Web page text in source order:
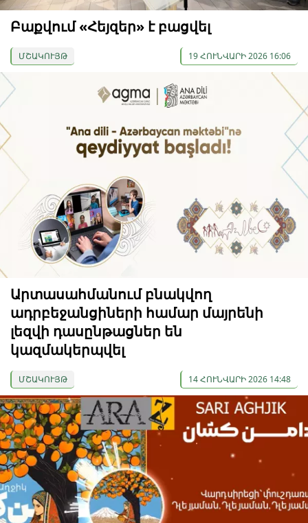
Բաքվում «Հեյզեր» է բացվել
ՄՇԱԿՈՒՅԹ 19 ՀՈՒՆՎԱՐԻ 2026 16:06
Արտասահմանում բնակվող
ադրբեջանցիների համար մայրենի
լեզվի դասընթացներ են
կազմակերպվել
ՄՇԱԿՈՒՅԹ 14 ՀՈՒՆՎԱՐԻ 2026 14:48